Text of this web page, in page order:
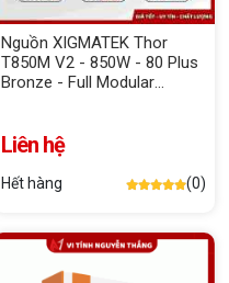
Nguồn XIGMATEK Thor
T850M V2 - 850W - 80 Plus
Bronze - Full Modular
Liên hệ
Hết hàng (0)